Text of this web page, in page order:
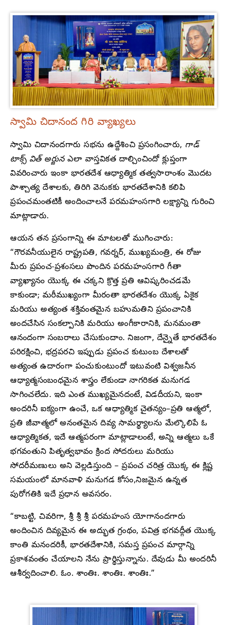
స్వామి చిదానంద గిరి వ్యాఖ్యలు
స్వామి చిదానందగారు సభను ఉద్దేశించి ప్రసంగించారు, గాడ్
టాక్స్ విత్ అర్జునఎలా వాస్తవికత దాల్చించిందో క్లుప్తంగా
వివరించారు ఇంకా భారతదేశ ఆధ్యాత్మిక తత్వసారాంశం మొదట
పాశ్చాత్య దేశాలకు, తిరిగి వెనుకకు భారతదేశానికి కలిపి
ప్రపంచమంతటికీ అందించాలనే పరమహంసగారి లక్ష్యాన్ని గురించి
మాట్లాడారు.
ఆయన తన ప్రసంగాన్ని ఈ మాటలతో ముగించారు:
“గౌరవనీయులైన రాష్ట్రపతి, గవర్నర్, ముఖ్యమంత్రి, ఈ రోజు
మీరు ప్రపంచ-ప్రశంసలు పొందిన పరమహంసగారి గీతా
వ్యాఖ్యానం యొక్క ఈ చక్కని క్రొత్త ప్రతి ఆవిష్కరించడమే
కాకుండా; మరీముఖ్యంగా మీరంతా భారతదేశం యొక్క ఏకైక
మరియు అత్యంత శక్తివంతమైన బహుమతిని ప్రపంచానికి
అందచేసిన సంకల్పానికి మరియు అంగీకారానికి, మనమంతా
ఆనందంగా సంబరాలు చేసుకుందాం. నిజంగా, దేన్నైతే భారతదేశం
పరిరక్షించి, భద్రపరచి ఇప్పుడు ప్రపంచ కుటుంబ దేశాలతో
అత్యంత ఉదారంగా పంచుకుంటుందో ఇటువంటి విశ్వజనీన
ఆధ్యాత్మసంబంధమైన శాస్త్రం లేకుండా నాగరికత మనుగడ
సాగించలేదు. ఇది ఎంత ముఖ్యమైనదంటే, విడదీయని, ఇంకా
అందరినీ ఐక్యంగా ఉంచే, ఒక ఆధ్యాత్మిక చైతన్యం–ప్రతి ఆత్మలో,
ప్రతి జీవాత్మలో అనంతమైన దివ్య సామర్థ్యాలను మేల్కొలిపే ఓ
ఆధ్యాత్మికత, ఇదే ఆత్మపరంగా మాట్లాడాలంటే, అన్ని ఆత్మలు ఒకే
భగవంతుని పితృత్వభావం క్రింద సోదరులు మరియు
సోదరీమణులు అని వెల్లడిస్తుంది – ప్రపంచ చరిత్ర యొక్క ఈ క్లిష్ట
సమయంలో మానవాళి మనుగడ కోసం,నిజమైన ఉన్నత
పురోగతికి ఇదే ప్రధాన అవసరం.
“కాబట్టి, చివరిగా, శ్రీ శ్రీ శ్రీ పరమహంస యోగానందగారు
అందించిన దివ్యమైన ఈ అద్భుత గ్రంథం, పవిత్ర భగవద్గీత యొక్క
కాంతి మనందరికీ, భారతదేశానికి, సమస్త ప్రపంచ మార్గాన్ని
ప్రకాశవంతం చేయాలని నేను ప్రార్థిస్తున్నాను. దేవుడు మీ అందరినీ
ఆశీర్వదించాలి. ఓం. శాంతిః. శాంతిః. శాంతిః.”